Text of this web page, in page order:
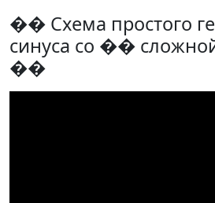
�� Схема простого
синуса со ��
��